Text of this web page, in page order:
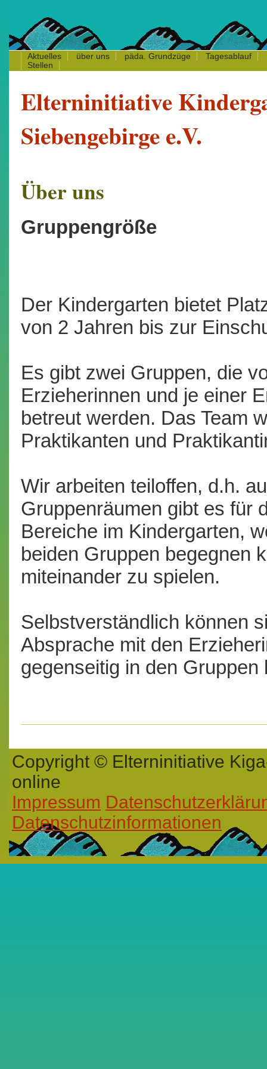
Aktuelles über uns päda. Grundzüge Tagesablauf
Stellen
Elterninitiative
Siebengebirge e.V.
Über uns
Gruppengröße
Der Kindergarten bietet
von 2 Jahren bis zur
Es gibt zwei Gruppen, die
Erzieherinnen und je einer
betreut werden. Das Team
Praktikanten und
Wir arbeiten teiloffen, d.h.
Gruppenräumen gibt es für
Bereiche im Kindergarten,
beiden Gruppen begegnen
miteinander zu spielen.
Selbstverständlich können
Absprache mit den
gegenseitig in den Gruppen
Copyright © Elterninitiative
online
Impressum
Datenschutzinformationen